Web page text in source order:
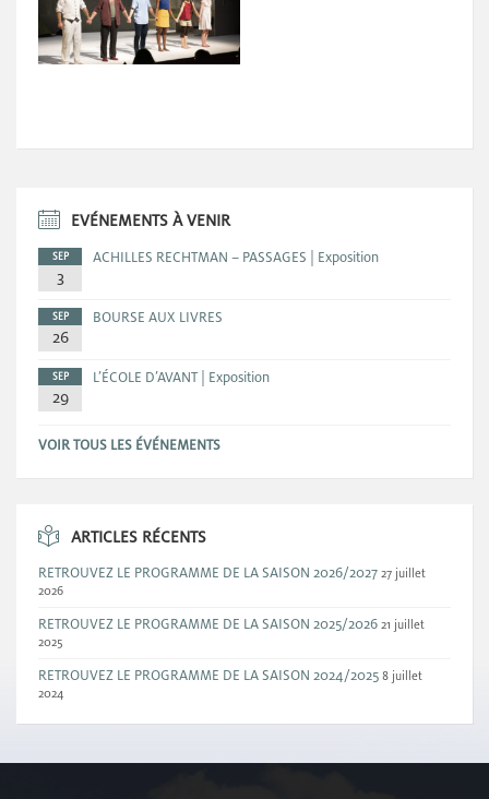
EVÉNEMENTS À VENIR
SEP
3
ACHILLES RECHTMAN – PASSAGES | Exposition
SEP
26
BOURSE AUX LIVRES
SEP
29
L’ÉCOLE D’AVANT | Exposition
VOIR TOUS LES ÉVÉNEMENTS
ARTICLES RÉCENTS
RETROUVEZ LE PROGRAMME DE LA SAISON 2026/2027 27 juillet
2026
RETROUVEZ LE PROGRAMME DE LA SAISON 2025/2026 21 juillet
2025
RETROUVEZ LE PROGRAMME DE LA SAISON 2024/2025 8 juillet
2024